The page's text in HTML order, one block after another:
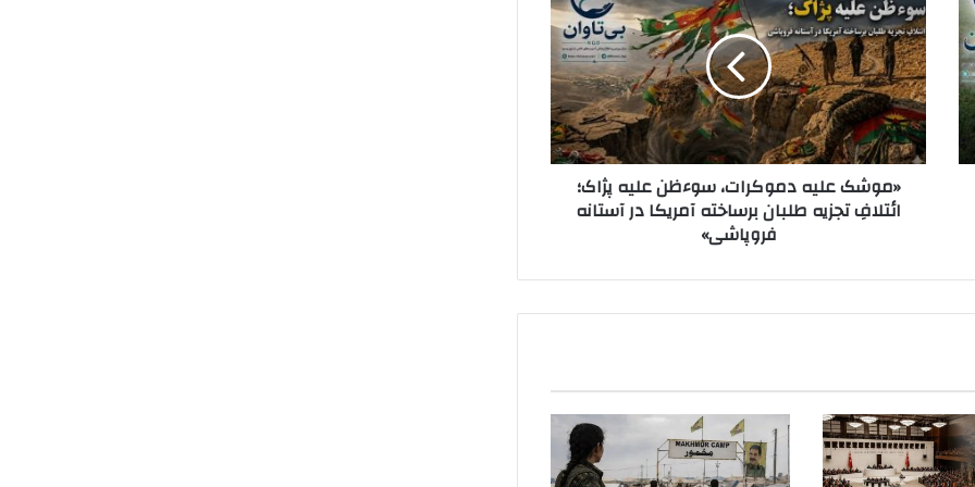
و
ش
ک
ع
ل
ی
ه
ر
و
ء
ظ
ن
ع
«موشک علیه دموکرات، سوءظن علیه پژاک؛
ائتلافِ تجزیه طلبان برساخته آمریکا در آستانه
فروپاشی»